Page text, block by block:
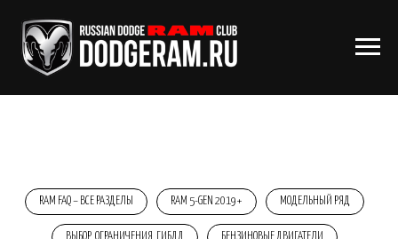
RAM FAQ – ВСЕ РАЗДЕЛЫ RAM 5-GEN 2019+ МОДЕЛЬНЫЙ РЯД
ВЫБОР, ОГРАНИЧЕНИЯ, ГИБДД БЕНЗИНОВЫЕ ДВИГАТЕЛИ